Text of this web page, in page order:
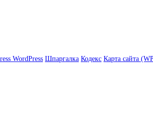
WordPress Шпаргалка Кодекс Карта сайта